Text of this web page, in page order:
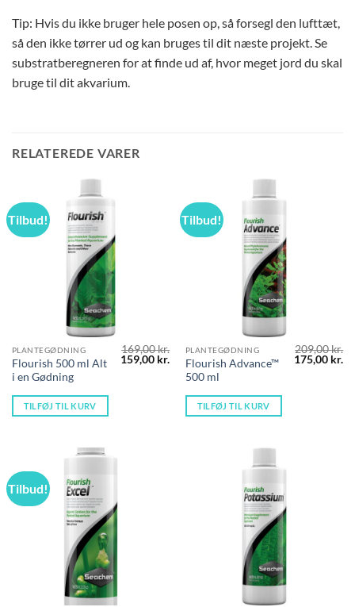
Tip: Hvis du ikke bruger hele posen op, så forsegl den lufttæt,
så den ikke tørrer ud og kan bruges til dit næste projekt. Se
substratberegneren for at finde ud af, hvor meget jord du skal
bruge til dit akvarium.
RELATEREDE VARER
Tilbud!
PLANTEGØDNING
Flourish 500 ml Alt
i en Gødning
169,00kr.
Den
oprindelige
159,00 kr. Den
aktuelle
pris
159,00 kr..
TILFØJ TIL KURV
Tilbud!
PLANTEGØDNING
Flourish Advance™
500 ml
209,00kr.
Den
oprindelige
175,00 kr.
TILFØJ TIL KURV
Tilbud!